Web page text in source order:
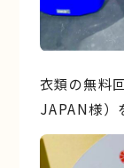
衣類の無料
JAPAN様）